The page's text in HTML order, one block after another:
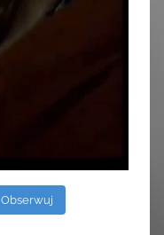
Obserwuj